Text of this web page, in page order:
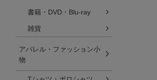
書籍・DVD・Blu-ray
雑貨
アパレル・ファッション小
物